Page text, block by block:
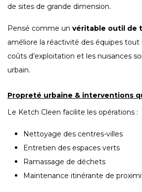
de sites de grande dimension.
Pensé comme un véritable outil de
améliore la réactivité des équipes tout
coûts d’exploitation et les nuisances
urbain.
Propreté urbaine & interventions
Le Ketch Cleen facilite les opérations :
Nettoyage des centres-villes
Entretien des espaces verts
Ramassage de déchets
Maintenance itinérante de